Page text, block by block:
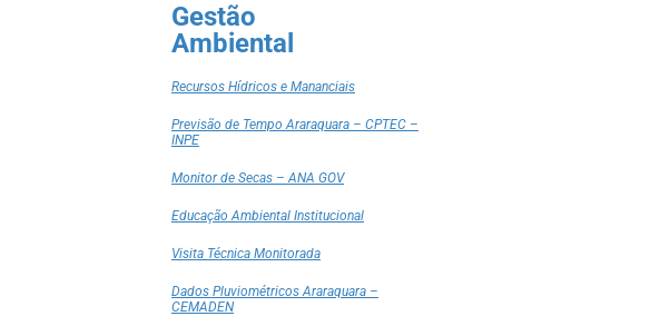
Gestão
Ambiental
Recursos Hídricos e Mananciais
Previsão de Tempo Araraquara – CPTEC –
INPE
Monitor de Secas – ANA GOV
Educação Ambiental Institucional
Visita Técnica Monitorada
Dados Pluviométricos Araraquara –
CEMADEN